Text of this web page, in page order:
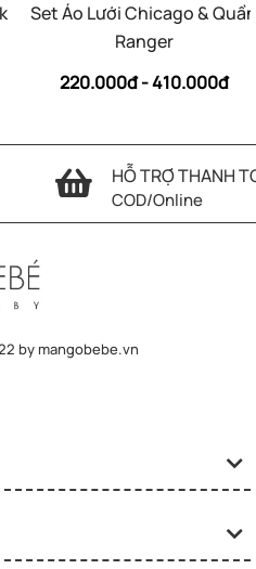
Set Áo Lưới Chicago &
Ranger
220.000đ - 410.000đ
HỖ TRỢ THANH
COD/Online
by mangobebe.vn